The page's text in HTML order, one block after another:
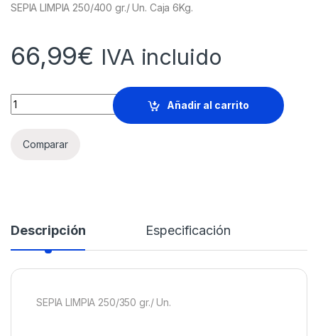
SEPIA LIMPIA 250/400 gr./ Un. Caja 6Kg.
66,99€ IVA incluido
SEPIA LIMPIA M Caja 6 Kg. quantity
Añadir al carrito
Comparar
Descripción Especificación
SEPIA LIMPIA 250/350 gr./ Un.